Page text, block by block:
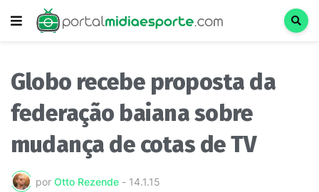
Globo recebe proposta da
federação baiana sobre
mudança de cotas de TV
por Otto Rezende - 14.1.15